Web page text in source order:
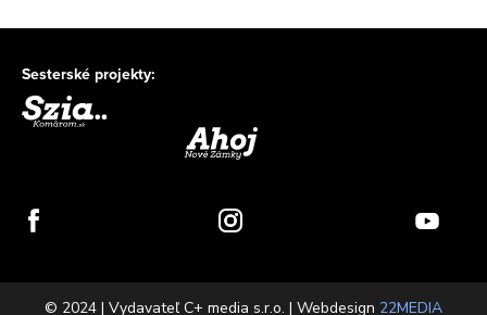
Sesterské projekty:
© 2024 | Vydavateľ C+ media s.r.o. | Webdesign 22MEDIA